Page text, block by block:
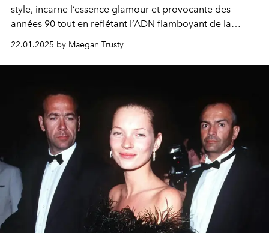
style, incarne l’essence glamour et provocante des
années 90 tout en reflétant l’ADN flamboyant de la
maison Versace.
22.01.2025 by Maegan Trusty